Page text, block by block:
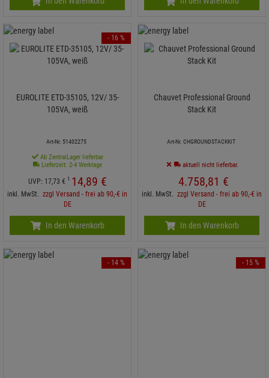
EUROLITE ETD-35105, 12V/ 35-
105VA, weiß
Art-Nr. 51402275
Ab ZentralLager lieferbar
Lieferzeit: 2-4 Werktage
UVP: 17,73 € 1 14,89 €
inkl. MwSt. zzgl Versand - frei ab 90,-€ in
DE
- 16 %
In den Warenkorb
Chauvet Professional Ground
Stack Kit
Art-Nr. CHGROUNDSTACKKIT
aktuell nicht lieferbar.
4.758,81 €
inkl. MwSt. zzgl Versand - frei ab 90,-€ in
DE
In den Warenkorb
- 14 % - 15 %